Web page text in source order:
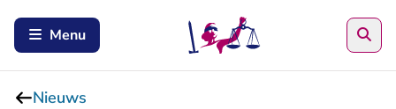
Menu
Nieuws